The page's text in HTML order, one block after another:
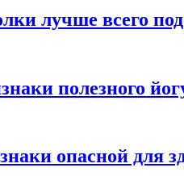
лучше всего
полезного
опасной для